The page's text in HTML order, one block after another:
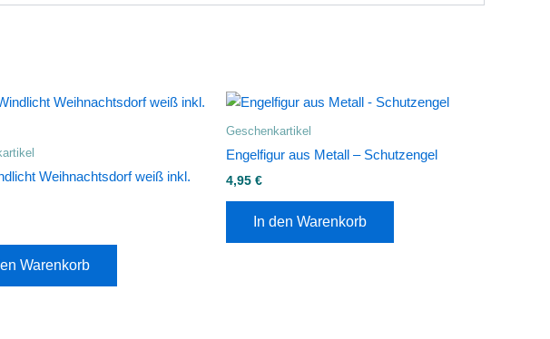
Weihnachtsdorf weiß inkl.
Warenkorb
Geschenkartikel
Engelfigur aus Metall – Schutzengel
4,95 €
In den Warenkorb